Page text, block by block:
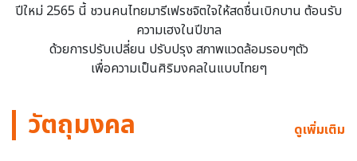
ปีใหม่ 2565 นี้ ชวนคนไทยมารีเฟรชจิตใจให้สดชื่นเบิกบาน ต้อนรับ
ความเฮงในปีขาล
ด้วยการปรับเปลี่ยน ปรับปรุง สภาพแวดล้อมรอบๆตัว
เพื่อความเป็นศิริมงคลในแบบไทยๆ
วัตถุมงคล ดูเพิ่มเติม